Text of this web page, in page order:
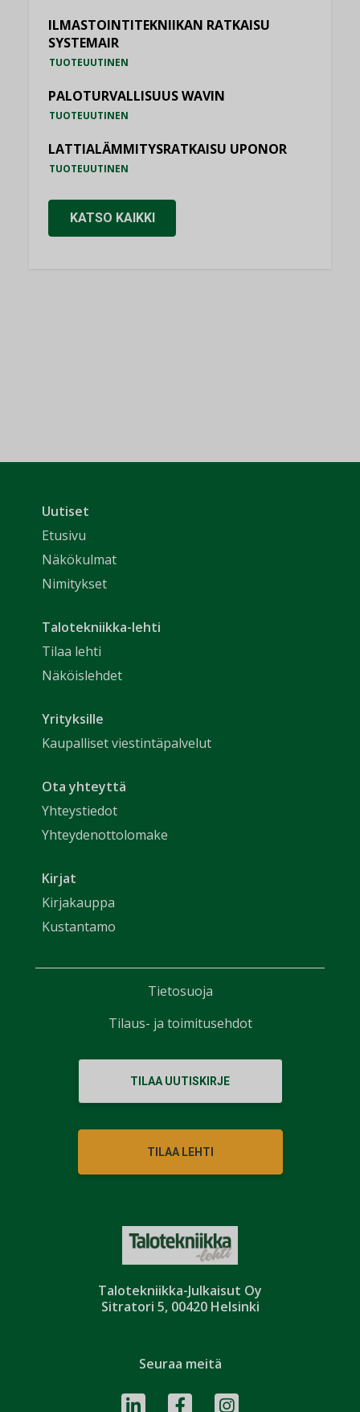
ILMASTOINTITEKNIIKAN RATKAISU
SYSTEMAIR
TUOTEUUTINEN
PALOTURVALLISUUS WAVIN
TUOTEUUTINEN
LATTIALÄMMITYSRATKAISU UPONOR
TUOTEUUTINEN
KATSO KAIKKI
Talotekniikka-Julkaisut Oy
Sitratori 5, 00420 Helsinki
Uutiset
Etusivu
Näkökulmat
Nimitykset
Talotekniikka-lehti
Tilaa lehti
Näköislehdet
Yrityksille
Kaupalliset viestintäpalvelut
Ota yhteyttä
Yhteystiedot
Yhteydenottolomake
Kirjat
Kirjakauppa
Kustantamo
TILAA UUTISKIRJE
TILAA LEHTI
Seuraa meitä
Tietosuoja
Tilaus- ja toimitusehdot